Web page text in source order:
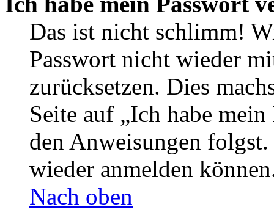
Das ist nicht schlimm!
Passwort nicht wieder
zurücksetzen. Dies
Seite auf „Ich habe
den Anweisungen
wieder anmelden
Nach oben